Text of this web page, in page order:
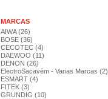
MARCAS
AIWA (26)
BOSE (36)
CECOTEC (4)
DAEWOO (11)
DENON (26)
ElectroSacavém - Varias Marcas (2)
ESMART (4)
FITEK (3)
GRUNDIG (10)